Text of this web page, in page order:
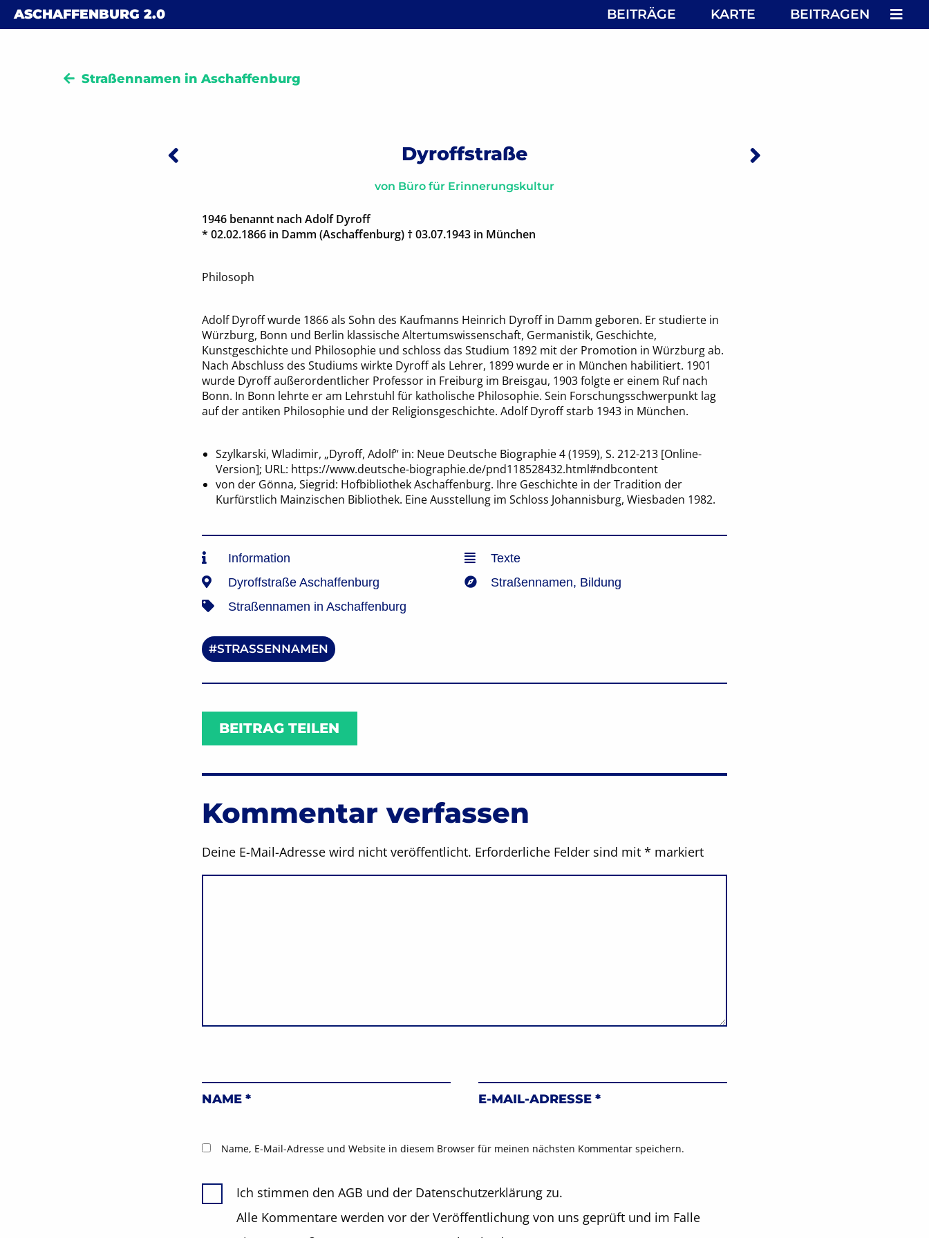
Skip to content
ASCHAFFENBURG 2.0 BEITRÄGE KARTE BEITRAGEN
Straßennamen in Aschaffenburg
Beitragsnavigation
Vorheriger: Ebertbrücke Nächster:
Dyroffstraße
von Büro für Erinnerungskultur
1946 benannt nach Adolf Dyroff
* 02.02.1866 in Damm (Aschaffenburg) † 03.07.1943 in München
Philosoph
Adolf Dyroff wurde 1866 als Sohn des Kaufmanns Heinrich Dyroff in Damm geboren. Er studierte in
Würzburg, Bonn und Berlin klassische Altertumswissenschaft, Germanistik, Geschichte,
Kunstgeschichte und Philosophie und schloss das Studium 1892 mit der Promotion in Würzburg ab.
Nach Abschluss des Studiums wirkte Dyroff als Lehrer, 1899 wurde er in München habilitiert. 1901
wurde Dyroff außerordentlicher Professor in Freiburg im Breisgau, 1903 folgte er einem Ruf nach
Bonn. In Bonn lehrte er am Lehrstuhl für katholische Philosophie. Sein Forschungsschwerpunkt lag
auf der antiken Philosophie und der Religionsgeschichte. Adolf Dyroff starb 1943 in München.
Szylkarski, Wladimir, „Dyroff, Adolf“ in: Neue Deutsche Biographie 4 (1959), S. 212-213 [Online-
Version]; URL: https://www.deutsche-biographie.de/pnd118528432.html#ndbcontent
von der Gönna, Siegrid: Hofbibliothek Aschaffenburg. Ihre Geschichte in der Tradition der
Kurfürstlich Mainzischen Bibliothek. Eine Ausstellung im Schloss Johannisburg, Wiesbaden 1982.
Dyroffstraße Aschaffenburg
Texte
Information
Straßennamen, Bildung
Straßennamen in Aschaffenburg
STRASSENNAMEN
BEITRAG TEILEN
Kommentar verfassen
Deine E-Mail-Adresse wird nicht veröffentlicht. Erforderliche Felder sind mit * markiert
NAME * E-MAIL-ADRESSE *
Name, E-Mail-Adresse und Website in diesem Browser für meinen nächsten Kommentar speichern.
Ich stimmen den AGB und der Datenschutzerklärung zu.
Alle Kommentare werden vor der Veröffentlichung von uns geprüft und im Falle